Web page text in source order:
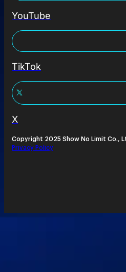
YouTube
TikTok
X
Copyright 2025 Show No Limit Co.,
Privacy Policy